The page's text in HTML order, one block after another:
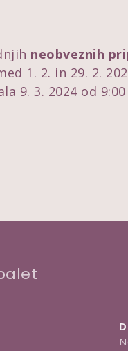
neobveznih
1. 2. in 29. 2.
9. 3. 2024 od 9:00